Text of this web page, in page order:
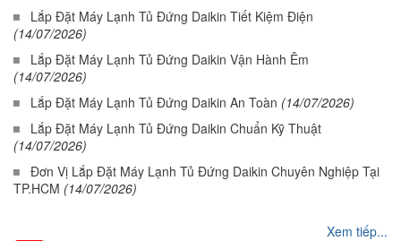
Lắp Đặt Máy Lạnh Tủ Đứng Daikin Tiết Kiệm Điện
(14/07/2026)
Lắp Đặt Máy Lạnh Tủ Đứng Daikin Vận Hành Êm
(14/07/2026)
Lắp Đặt Máy Lạnh Tủ Đứng Daikin An Toàn (14/07/2026)
Lắp Đặt Máy Lạnh Tủ Đứng Daikin Chuẩn Kỹ Thuật
(14/07/2026)
Đơn Vị Lắp Đặt Máy Lạnh Tủ Đứng Daikin Chuyên Nghiệp Tại
TP.HCM (14/07/2026)
Xem tiếp...